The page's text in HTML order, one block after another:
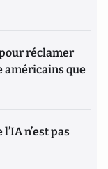
réclamer
américains que
n’est pas